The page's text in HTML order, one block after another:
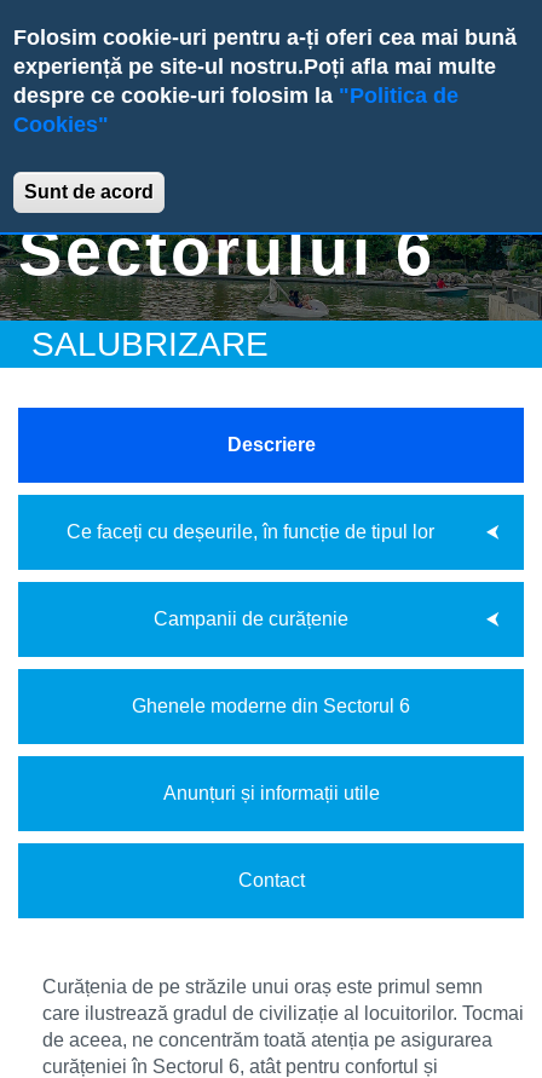
Folosim cookie-uri pentru a-ți oferi cea mai bună
experiență pe site-ul nostru.Poți afla mai multe
despre ce cookie-uri folosim la "Politica de
Cookies"
Sunt de acord
to
main
content
Primăria
Sectorului 6
SALUBRIZARE
Descriere
Ce faceți cu deșeurile, în funcție de tipul lor
Campanii de curățenie
Ghenele moderne din Sectorul 6
Anunțuri și informații utile
Contact
Curățenia de pe străzile unui oraș este primul semn
care ilustrează gradul de civilizație al locuitorilor. Tocmai
de aceea, ne concentrăm toată atenția pe asigurarea
curățeniei în Sectorul 6, atât pentru confortul și